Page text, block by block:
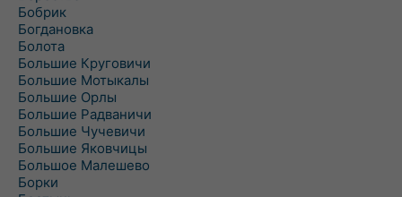
Бобрик
Богдановка
Болота
Большие Круговичи
Большие Мотыкалы
Большие Орлы
Большие Радваничи
Большие Чучевичи
Большие Яковчицы
Большое Малешево
Борки